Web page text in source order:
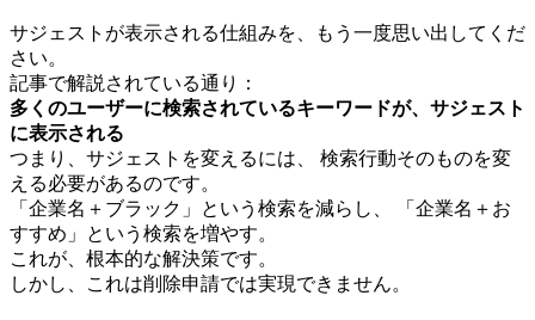
サジェストが表示される仕組みを、もう一度思い出してくだ
さい。
記事で解説されている通り：
多くのユーザーに検索されているキーワードが、サジェスト
に表示される
つまり、サジェストを変えるには、 検索行動そのものを変
える必要があるのです。
「企業名＋ブラック」という検索を減らし、 「企業名＋お
すすめ」という検索を増やす。
これが、根本的な解決策です。
しかし、これは削除申請では実現できません。